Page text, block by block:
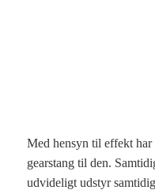
Med hensyn til effekt har
gearstang til den.
udvideligt udstyr